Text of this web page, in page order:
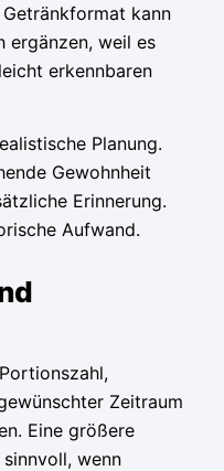
kann
ergänzen, weil es
erkennbaren
Planung.
Gewohnheit
Erinnerung.
Aufwand.
Zeitraum
Eine größere
wenn